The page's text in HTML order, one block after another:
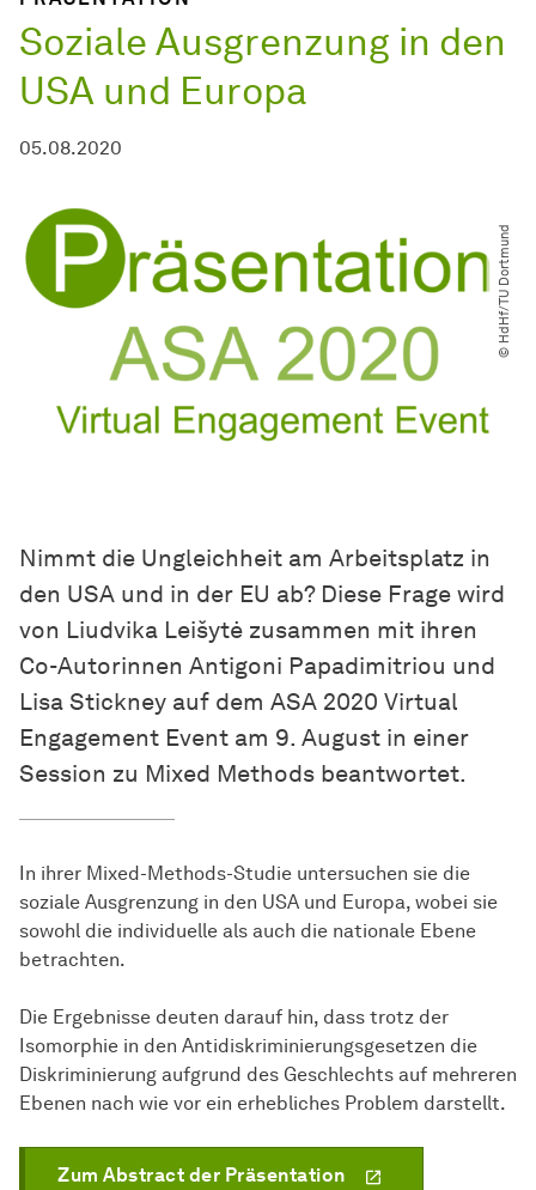
Soziale Ausgrenzung in den
USA und Europa
05.08.2020
© HdHf​/​TU Dortmund
Nimmt die Ungleichheit am Arbeitsplatz in
den USA und in der EU ab? Diese Frage wird
von Liudvika Leišytė zusammen mit ihren
Co-Autorinnen Antigoni Papadimitriou und
Lisa Stickney auf dem ASA 2020 Virtual
Engagement Event am 9. August in einer
Session zu Mixed Methods beantwortet.
In ihrer Mixed-Methods-Studie untersuchen sie die
soziale Ausgrenzung in den USA und Europa, wobei sie
sowohl die individuelle als auch die nationale Ebene
betrachten.
Die Ergebnisse deuten darauf hin, dass trotz der
Isomorphie in den Antidiskriminierungsgesetzen die
Diskriminierung aufgrund des Geschlechts auf mehreren
Ebenen nach wie vor ein erhebliches Problem darstellt.
Zum Abstract der Präsentation